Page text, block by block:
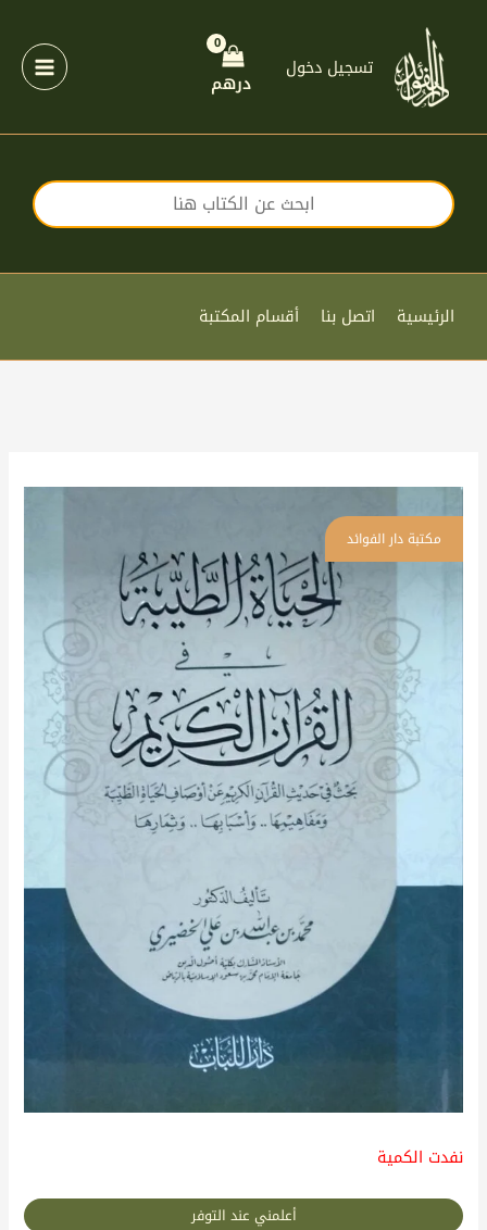
المحتوى
تسجيل دخول
درهم
الرئيسية اتصل بنا أقسام المكتبة
نفدت الكمية
أعلمني عند التوفر